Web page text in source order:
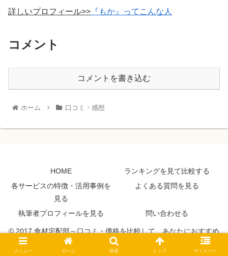
詳しいプロフィール>> 『もか』ってこんな人
コメント
コメントを書き込む
ホーム 口コミ・感想
HOME
ランキングを見て比較する
各サービスの特徴・活用事例を
見る
よくある質問を見る
執筆者プロフィールを見る 問い合わせる
© 2017 食材宅配部～口コミ・価格を比較して、あなたにおすすめ
のサービス探せます～.
メニュー ホーム 検索 トップ サイドバー